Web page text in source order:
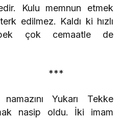
Kulu memnun etmek
edilmez. Kaldı ki hızlı
çok cemaatle de
Yukarı Tekke
nasip oldu. İki imam